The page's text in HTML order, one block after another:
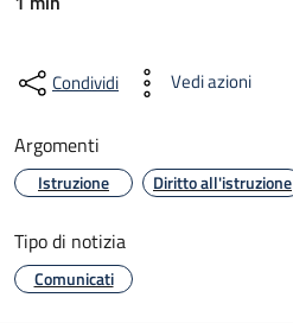
Condividi Vedi azioni
Argomenti
Istruzione Diritto all'istruzione
Tipo di notizia
Comunicati